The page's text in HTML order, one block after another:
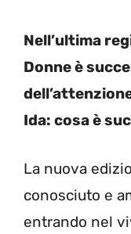
Nell’ultima
Donne è
Ida: cosa è
La nuova
conosciuto e
entrando nel